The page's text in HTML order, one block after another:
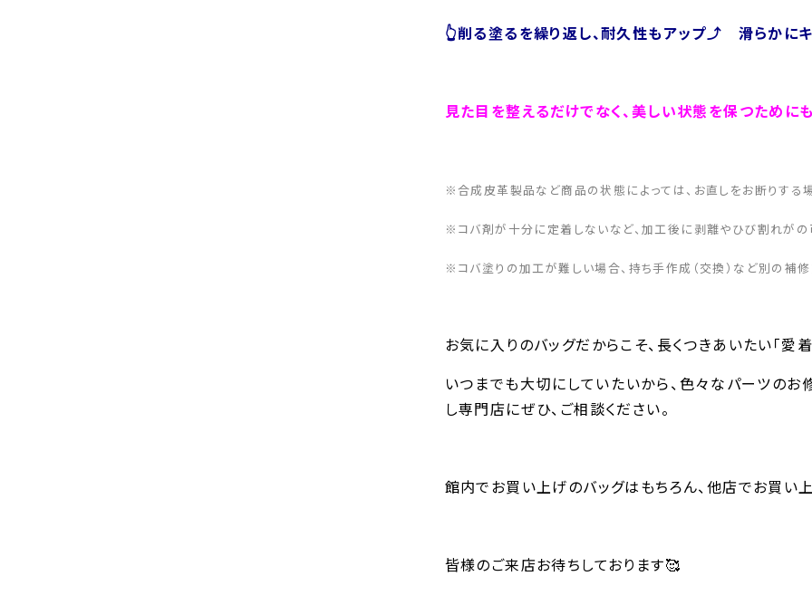
👆削る塗るを繰り返し、耐久性もアップ⤴ 滑らかに
見た目を整えるだけでなく、美しい状態を保つために
※合成皮革製品など商品の状態によっては、お直しをお断りする場
※コバ剤が十分に定着しないなど、加工後に剥離やひび割れが
※コバ塗りの加工が難しい場合、持ち手作成（交換）など別の補
お気に入りのバッグだからこそ、長くつきあいたい「愛
いつまでも大切にしていたいから、色々なパーツの
し専門店にぜひ、ご相談ください。
館内でお買い上げのバッグはもちろん、他店でお買
皆様のご来店お待ちしております🥰